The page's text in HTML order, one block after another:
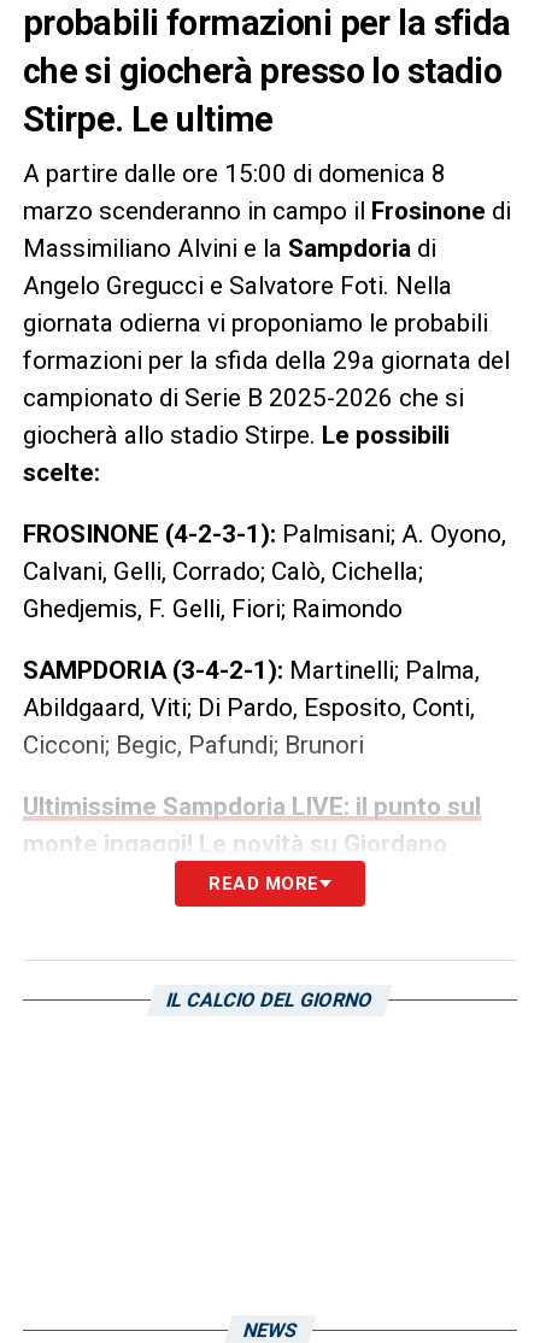
probabili formazioni per la sfida
che si giocherà presso lo stadio
Stirpe. Le ultime
A partire dalle ore 15:00 di domenica 8
marzo scenderanno in campo il Frosinone di
Massimiliano Alvini e la Sampdoria di
Angelo Gregucci e Salvatore Foti. Nella
giornata odierna vi proponiamo le probabili
formazioni per la sfida della 29a giornata del
campionato di Serie B 2025-2026 che si
giocherà allo stadio Stirpe. Le possibili
scelte:
FROSINONE (4-2-3-1): Palmisani; A. Oyono,
Calvani, Gelli, Corrado; Calò, Cichella;
Ghedjemis, F. Gelli, Fiori; Raimondo
SAMPDORIA (3-4-2-1): Martinelli; Palma,
Abildgaard, Viti; Di Pardo, Esposito, Conti,
Cicconi; Begic, Pafundi; Brunori
Ultimissime Sampdoria LIVE: il punto sul
monte ingaggi! Le novità su Giordano
READ MORE
IL CALCIO DEL GIORNO
NEWS